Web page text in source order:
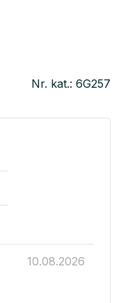
Nr. kat.: 6G257
10.08.2026